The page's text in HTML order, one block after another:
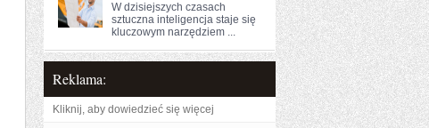
W ‌dzisiejszych czasach
sztuczna inteligencja staje się
kluczowym ⁣narzędziem ...
Reklama:
Kliknij, aby dowiedzieć się więcej